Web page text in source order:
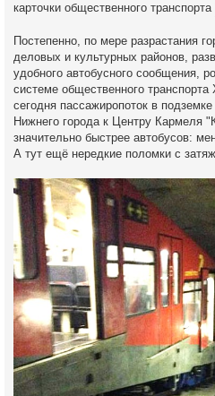
карточки общественного транспорта
Постепенно, по мере разрастания
деловых и культурных районов,
удобного автобусного сообщения,
системе общественного
сегодня пассажиропоток в
Нижнего города к Центру Кармеля
значительно быстрее автобусов:
А тут ещё нередкие поломки с